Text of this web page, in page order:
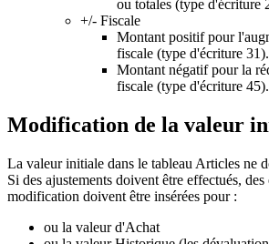
ou totales (type d'écriture
+/- Fiscale
Montant positif pour
fiscale (type d'écriture 31).
Montant négatif pour la
fiscale (type d'écriture 45).
Modification de la valeur
La valeur initiale dans le tableau Articles ne
Si des ajustements doivent être effectués, des
modification doivent être insérées pour :
ou la valeur d'Achat